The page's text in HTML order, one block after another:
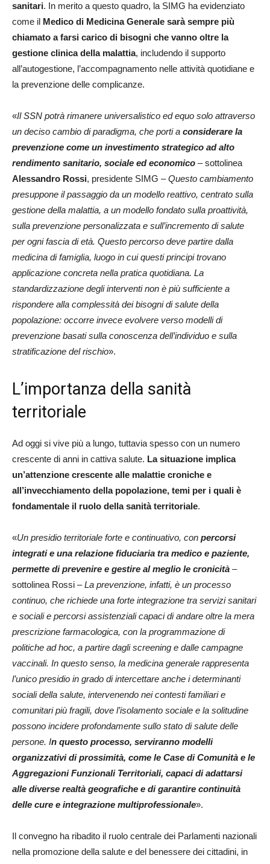
sanitari. In merito a questo quadro, la SIMG ha evidenziato
come il Medico di Medicina Generale sarà sempre più
chiamato a farsi carico di bisogni che vanno oltre la
gestione clinica della malattia, includendo il supporto
all’autogestione, l’accompagnamento nelle attività quotidiane e
la prevenzione delle complicanze.
«Il SSN potrà rimanere universalistico ed equo solo attraverso
un deciso cambio di paradigma, che porti a considerare la
prevenzione come un investimento strategico ad alto
rendimento sanitario, sociale ed economico – sottolinea
Alessandro Rossi, presidente SIMG –Questo cambiamento
presuppone il passaggio da un modello reattivo, centrato sulla
gestione della malattia, a un modello fondato sulla proattività,
sulla prevenzione personalizzata e sull’incremento di salute
per ogni fascia di età. Questo percorso deve partire dalla
medicina di famiglia, luogo in cui questi principi trovano
applicazione concreta nella pratica quotidiana. La
standardizzazione degli interventi non è più sufficiente a
rispondere alla complessità dei bisogni di salute della
popolazione: occorre invece evolvere verso modelli di
prevenzione basati sulla conoscenza dell’individuo e sulla
stratificazione del rischio».
L’importanza della sanità
territoriale
Ad oggi si vive più a lungo, tuttavia spesso con un numero
crescente di anni in cattiva salute. La situazione implica
un’attenzione crescente alle malattie croniche e
all’invecchiamento della popolazione, temi per i quali è
fondamentale il ruolo della sanità territoriale.
«Un presidio territoriale forte e continuativo, con percorsi
integrati e una relazione fiduciaria tra medico e paziente,
permette di prevenire e gestire al meglio le cronicità –
sottolinea Rossi –La prevenzione, infatti, è un processo
continuo, che richiede una forte integrazione tra servizi sanitari
e sociali e percorsi assistenziali capaci di andare oltre la mera
prescrizione farmacologica, con la programmazione di
politiche ad hoc, a partire dagli screening e dalle campagne
vaccinali. In questo senso, la medicina generale rappresenta
l’unico presidio in grado di intercettare anche i determinanti
sociali della salute, intervenendo nei contesti familiari e
comunitari più fragili, dove l’isolamento sociale e la solitudine
possono incidere profondamente sullo stato di salute delle
persone. In questo processo, serviranno modelli
organizzativi di prossimità, come le Case di Comunità e le
Aggregazioni Funzionali Territoriali, capaci di adattarsi
alle diverse realtà geografiche e di garantire continuità
delle cure e integrazione multiprofessionale».
Il convegno ha ribadito il ruolo centrale dei Parlamenti nazionali
nella promozione della salute e del benessere dei cittadini, in